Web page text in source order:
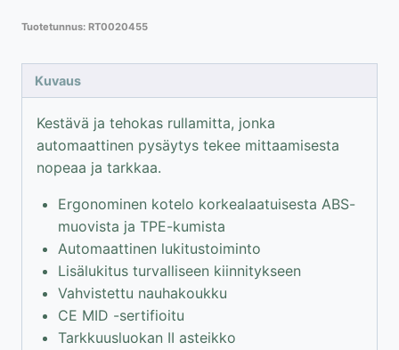
/
mm
automaattijarrulla
määrä
Tuotetunnus: RT0020455
Kuvaus
Kestävä ja tehokas rullamitta, jonka
automaattinen pysäytys tekee mittaamisesta
nopeaa ja tarkkaa.
Ergonominen kotelo korkealaatuisesta ABS-
muovista ja TPE-kumista
Automaattinen lukitustoiminto
Lisälukitus turvalliseen kiinnitykseen
Vahvistettu nauhakoukku
CE MID -sertifioitu
Tarkkuusluokan II asteikko